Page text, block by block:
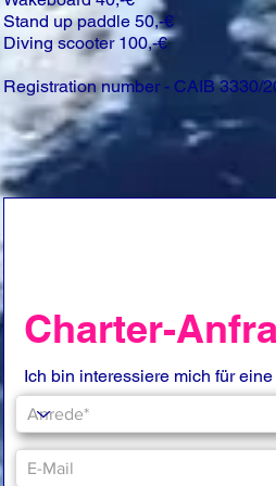
Stand up paddle 50,-€
Diving scooter 100,-€
Registration number - CAIB 3330/
Charter-
Ich bin interessiere mich für